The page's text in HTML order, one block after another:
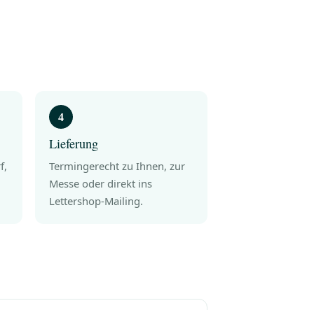
Lieferung
Termingerecht zu Ihnen, zur
Messe oder direkt ins
Lettershop-Mailing.